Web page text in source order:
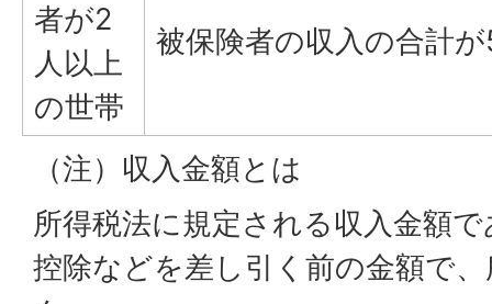
者が2
人以上
の世帯
被保険者の収入の合計
（注）収入金額とは
所得税法に規定される収入金額
控除などを差し引く前の金額で